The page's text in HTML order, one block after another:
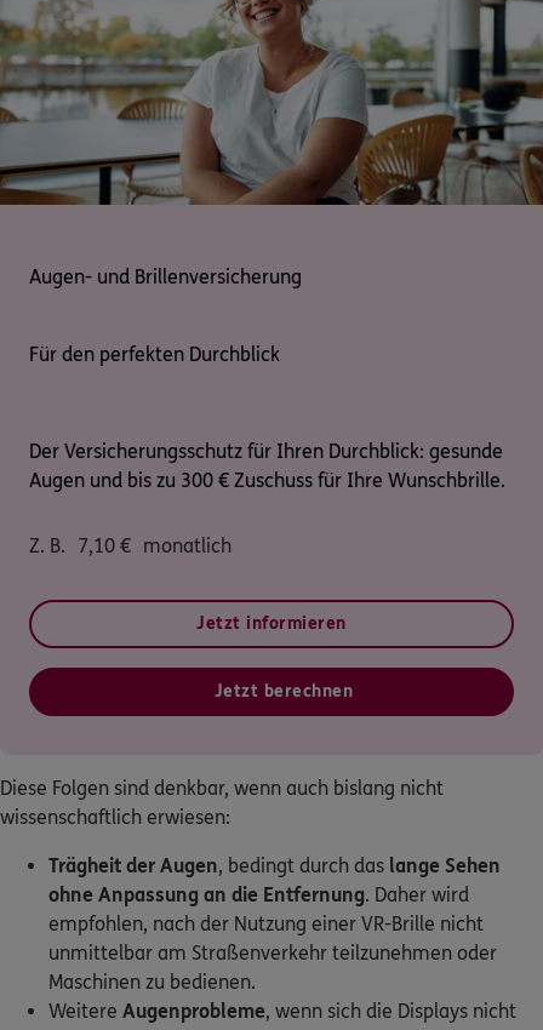
Augen- und Brillenversicherung
Für den perfekten Durchblick
Der Versicherungsschutz für Ihren Durchblick: gesunde
Augen und bis zu 300 € Zuschuss für Ihre Wunschbrille.
Z. B. 7,10 € monatlich
Jetzt informieren
Jetzt berechnen
Diese Folgen sind denkbar, wenn auch bislang nicht
wissenschaftlich erwiesen:
Trägheit der Augen, bedingt durch das lange Sehen
ohne Anpassung an die Entfernung. Daher wird
empfohlen, nach der Nutzung einer VR-Brille nicht
unmittelbar am Straßenverkehr teilzunehmen oder
Maschinen zu bedienen.
Weitere Augenprobleme, wenn sich die Displays nicht